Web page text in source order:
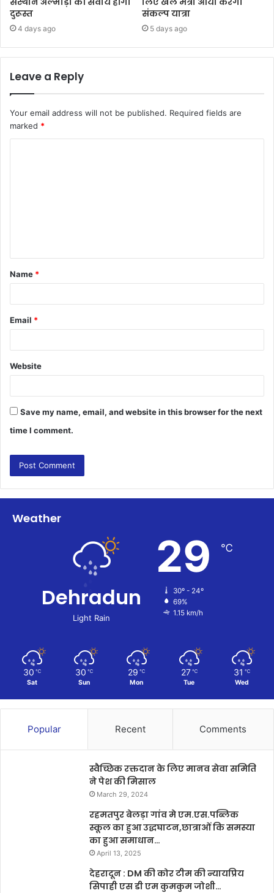
दुरूस्त
4 days ago
संकल्प यात्रा
5 days ago
Leave a Reply
Your email address will not be published. Required fields are
marked *
t
*
Name *
Email *
Website
Save my name, email, and website in this browser for the next
time I comment.
Weather
Dehradun
Light Rain
29 ℃
30º - 24º
69%
1.15 km/h
30 ℃
Sat
30 ℃
Sun
29 ℃
Mon
27 ℃
Tue
31 ℃
Wed
Popular Recent Comments
स्वैच्छिक रक्तदान के लिए मानव सेवा समिति
ने पेश की मिसाल
March 29, 2024
रहमतपुर बेलड़ा गांव मे एम.एस.पब्लिक
स्कूल का हुआ उद्धघाटन,छात्राओं कि समस्या
का हुआ समाधान…
April 13, 2025
देहरादून : DM की कोर टीम की न्यायप्रिय
सिपाही एस डी एम कुमकुम जोशी…